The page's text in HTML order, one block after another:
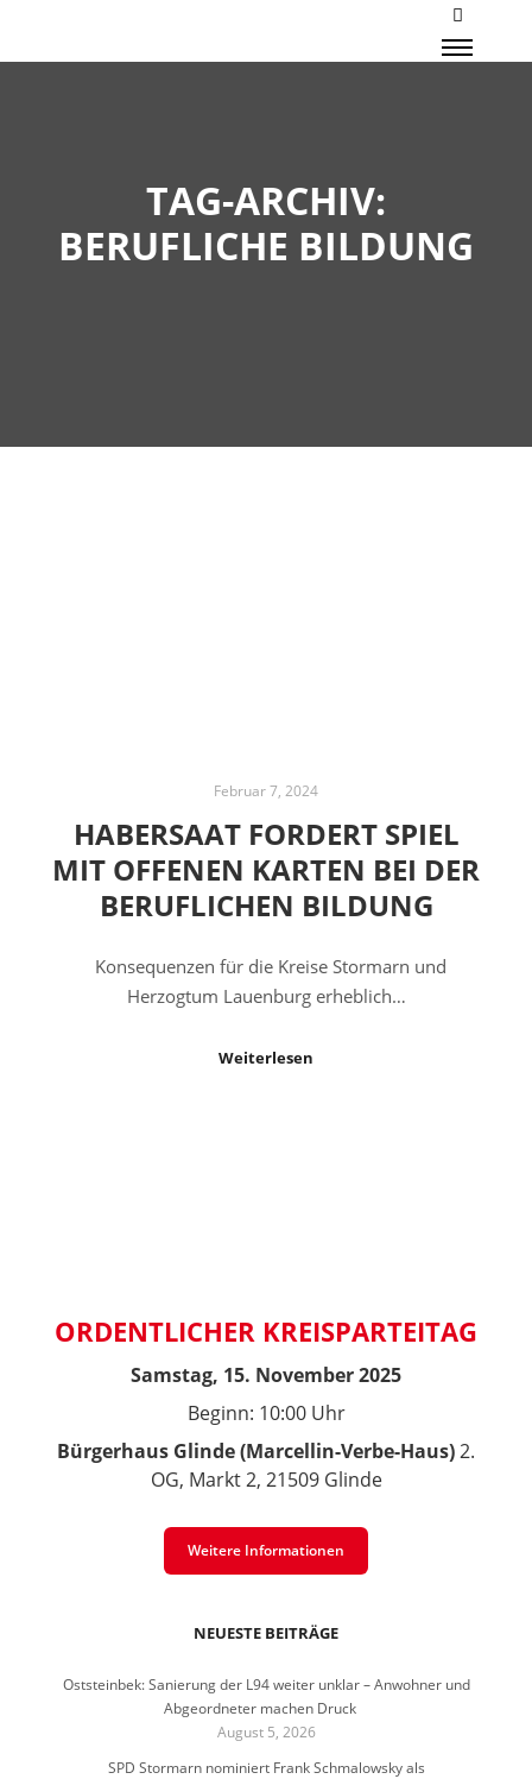
Mehr
TAG-ARCHIV:
BERUFLICHE BILDUNG
Februar 7, 2024
HABERSAAT FORDERT SPIEL
MIT OFFENEN KARTEN BEI DER
BERUFLICHEN BILDUNG
Konsequenzen für die Kreise Stormarn und
Herzogtum Lauenburg erheblich…
Weiterlesen
ORDENTLICHER KREISPARTEITAG
Samstag, 15. November 2025
Beginn: 10:00 Uhr
Bürgerhaus Glinde (Marcellin-Verbe-Haus)2.
OG, Markt 2, 21509 Glinde
Weitere Informationen
NEUESTE BEITRÄGE
Oststeinbek: Sanierung der L94 weiter unklar – Anwohner und
Abgeordneter machen Druck
August 5, 2026
SPD Stormarn nominiert Frank Schmalowsky als